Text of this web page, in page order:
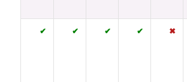
✖
✔
✔
✔
✔